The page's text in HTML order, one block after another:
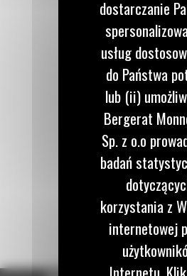
Zadzwoń do nas
122 100
Napisz do nas
WYŚLIJ
dostarczanie
usług
do Państwa
lub (ii)
Bergerat
Sp. z o.o
badań
korzystania z
internetowej